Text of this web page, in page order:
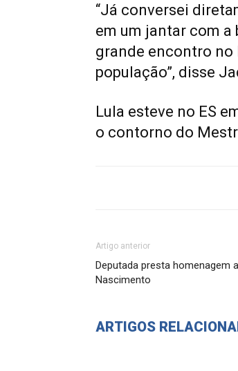
“Já conversei
em um jantar com a
grande encontro no
população”, disse
Lula esteve no ES
o contorno do
Artigo anterior
Deputada presta homenagem
Nascimento
ARTIGOS